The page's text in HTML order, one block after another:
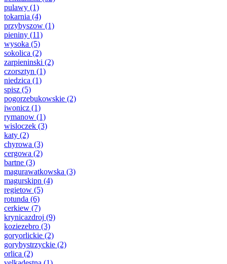
pulawy (1)
tokarnia (4)
przybyszow (1)
pieniny (11)
wysoka (5)
sokolica (2)
zarpieninski (2)
czorsztyn (1)
niedzica (1)
spisz (5)
pogorzebukowskie (2)
iwonicz (1)
rymanow (1)
wisloczek (3)
katy (2)
chyrowa (3)
cergowa (2)
bartne (3)
magurawatkowska (3)
magurskipn (4)
regietow (5)
rotunda (6)
cerkiew (7)
krynicazdroj (9)
koziezebro (3)
goryorlickie (2)
gorybystrzyckie (2)
orlica (2)